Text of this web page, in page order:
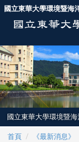
跳
內
容
區
國立東華大學環境暨海
國立東華大學環境暨
首頁 《最新消息》